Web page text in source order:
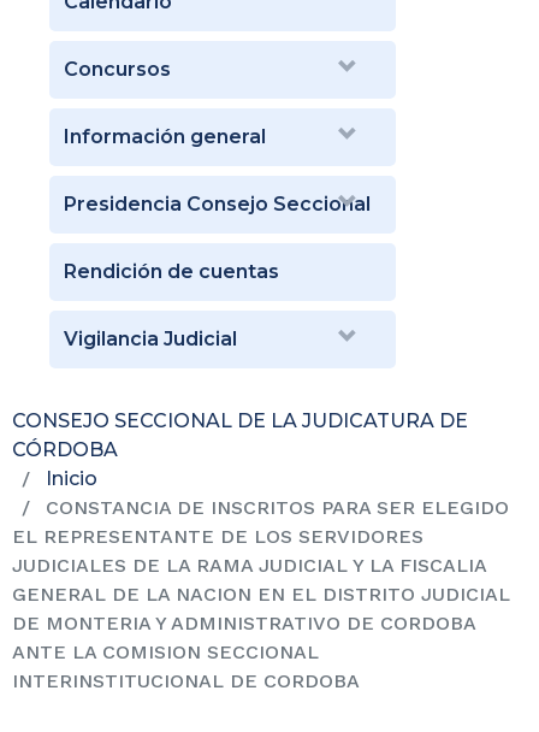
Concursos
Información general
Presidencia Consejo Seccional
Rendición de cuentas
Vigilancia Judicial
CONSEJO SECCIONAL DE LA JUDICATURA DE
CÓRDOBA
Inicio
CONSTANCIA DE INSCRITOS PARA SER ELEGIDO
EL REPRESENTANTE DE LOS SERVIDORES
JUDICIALES DE LA RAMA JUDICIAL Y LA FISCALIA
GENERAL DE LA NACION EN EL DISTRITO JUDICIAL
DE MONTERIA Y ADMINISTRATIVO DE CORDOBA
ANTE LA COMISION SECCIONAL
INTERINSTITUCIONAL DE CORDOBA